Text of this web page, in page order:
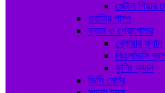
মেটাল গিয়ার
ওয়াটার পাম্প
ফ্যান ও প্রোপেলার
ব্লোয়ার ফ্যান
বিএলডিসি
কুলিং ফ্যান
ডিসি মোটর